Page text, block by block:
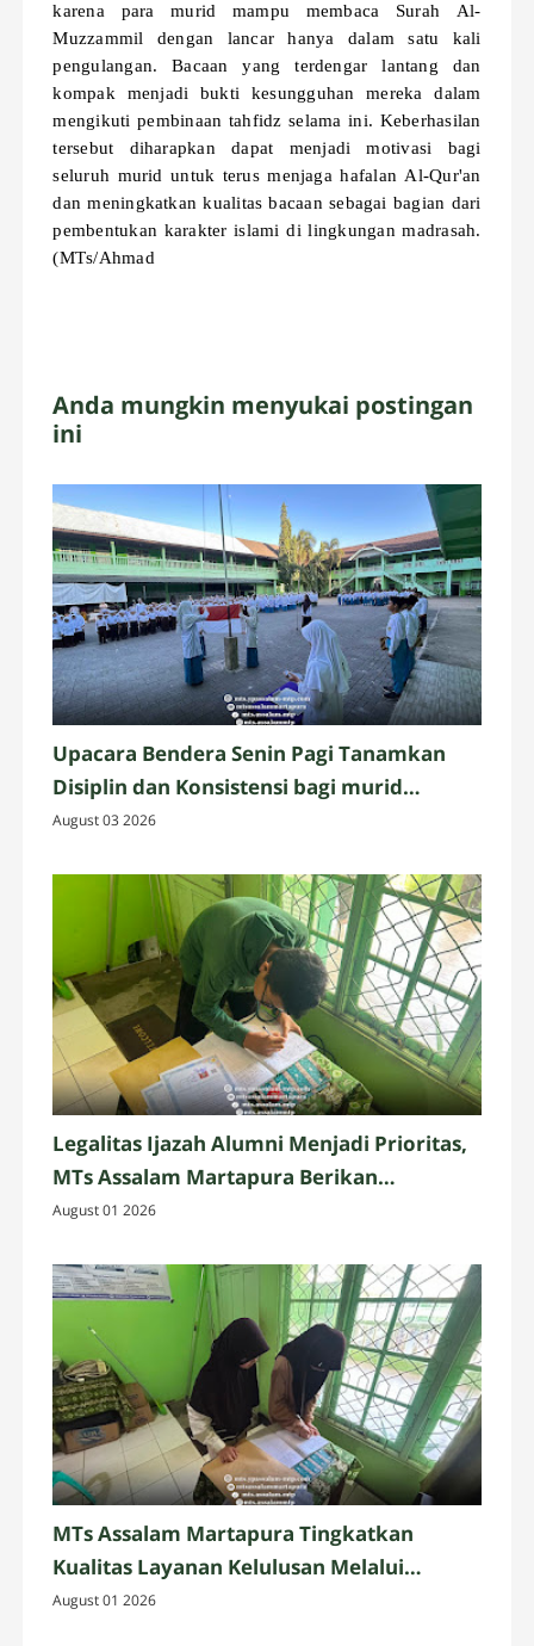
karena para murid mampu membaca Surah Al-
Muzzammil dengan lancar hanya dalam satu kali
pengulangan. Bacaan yang terdengar lantang dan
kompak menjadi bukti kesungguhan mereka dalam
mengikuti pembinaan tahfidz selama ini. Keberhasilan
tersebut diharapkan dapat menjadi motivasi bagi
seluruh murid untuk terus menjaga hafalan Al-Qur'an
dan meningkatkan kualitas bacaan sebagai bagian dari
pembentukan karakter islami di lingkungan madrasah.
(MTs/Ahmad
Anda mungkin menyukai postingan
ini
Upacara Bendera Senin Pagi Tanamkan
Disiplin dan Konsistensi bagi murid
Assalam Martapura
August 03 2026
Legalitas Ijazah Alumni Menjadi Prioritas,
MTs Assalam Martapura Berikan
Pelayanan Administrasi yang Profesional
August 01 2026
MTs Assalam Martapura Tingkatkan
Kualitas Layanan Kelulusan Melalui
Validasi Data Alumni
August 01 2026